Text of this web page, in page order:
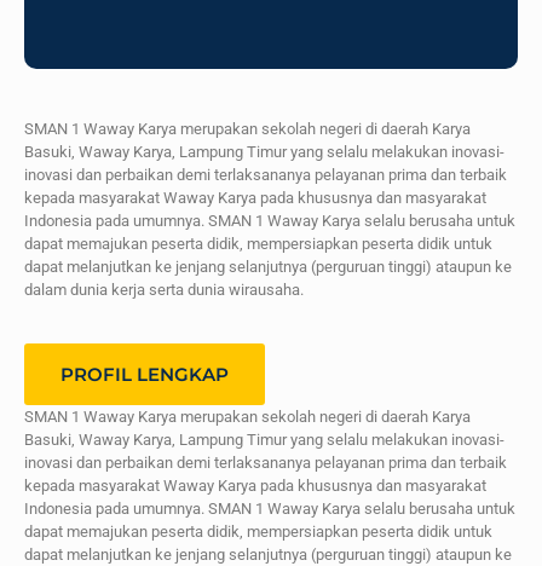
SMAN 1 Waway Karya merupakan sekolah negeri di daerah Karya
Basuki, Waway Karya, Lampung Timur yang selalu melakukan inovasi-
inovasi dan perbaikan demi terlaksananya pelayanan prima dan terbaik
kepada masyarakat Waway Karya pada khususnya dan masyarakat
Indonesia pada umumnya. SMAN 1 Waway Karya selalu berusaha untuk
dapat memajukan peserta didik, mempersiapkan peserta didik untuk
dapat melanjutkan ke jenjang selanjutnya (perguruan tinggi) ataupun ke
dalam dunia kerja serta dunia wirausaha.
PROFIL LENGKAP
SMAN 1 Waway Karya merupakan sekolah negeri di daerah Karya
Basuki, Waway Karya, Lampung Timur yang selalu melakukan inovasi-
inovasi dan perbaikan demi terlaksananya pelayanan prima dan terbaik
kepada masyarakat Waway Karya pada khususnya dan masyarakat
Indonesia pada umumnya. SMAN 1 Waway Karya selalu berusaha untuk
dapat memajukan peserta didik, mempersiapkan peserta didik untuk
dapat melanjutkan ke jenjang selanjutnya (perguruan tinggi) ataupun ke